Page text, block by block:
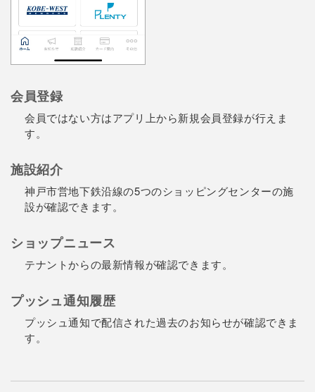
会員登録
会員ではない方はアプリ上から新規会員登録が行えま
す。
施設紹介
神戸市営地下鉄沿線の5つのショッピングセンターの施
設が確認できます。
ショップニュース
テナントからの最新情報が確認できます。
プッシュ通知履歴
プッシュ通知で配信された過去のお知らせが確認できま
す。